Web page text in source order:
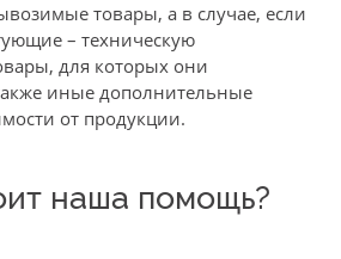
товары, а в случае, если
– техническую
для которых они
иные дополнительные
от продукции.
наша помощь?